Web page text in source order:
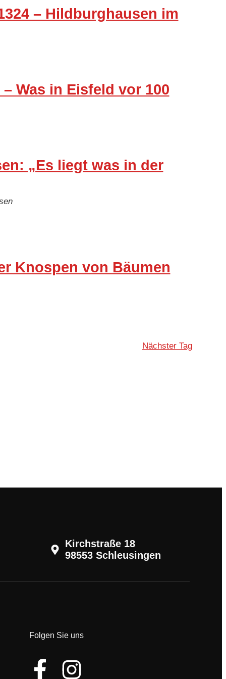
– Hildburghausen im
Was in Eisfeld vor 100
„Es liegt was in der
Knospen von Bäumen
Nächster Tag
Kirchstraße 18
98553 Schleusingen
Folgen Sie uns